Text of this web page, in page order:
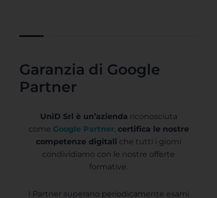
Garanzia di Google
Partner
UniD Srl è un’azienda riconosciuta
come Google Partner, certifica le nostre
competenze digitali che tutti i giorni
condividiamo con le nostre offerte
formative.
I Partner superano periodicamente esami